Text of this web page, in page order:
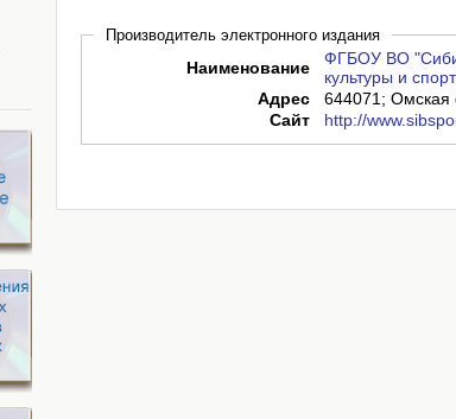
Производитель электронного издания
Наименование
ФГБОУ ВО
культуры и
Адрес
644071; Омская
Сайт
http://